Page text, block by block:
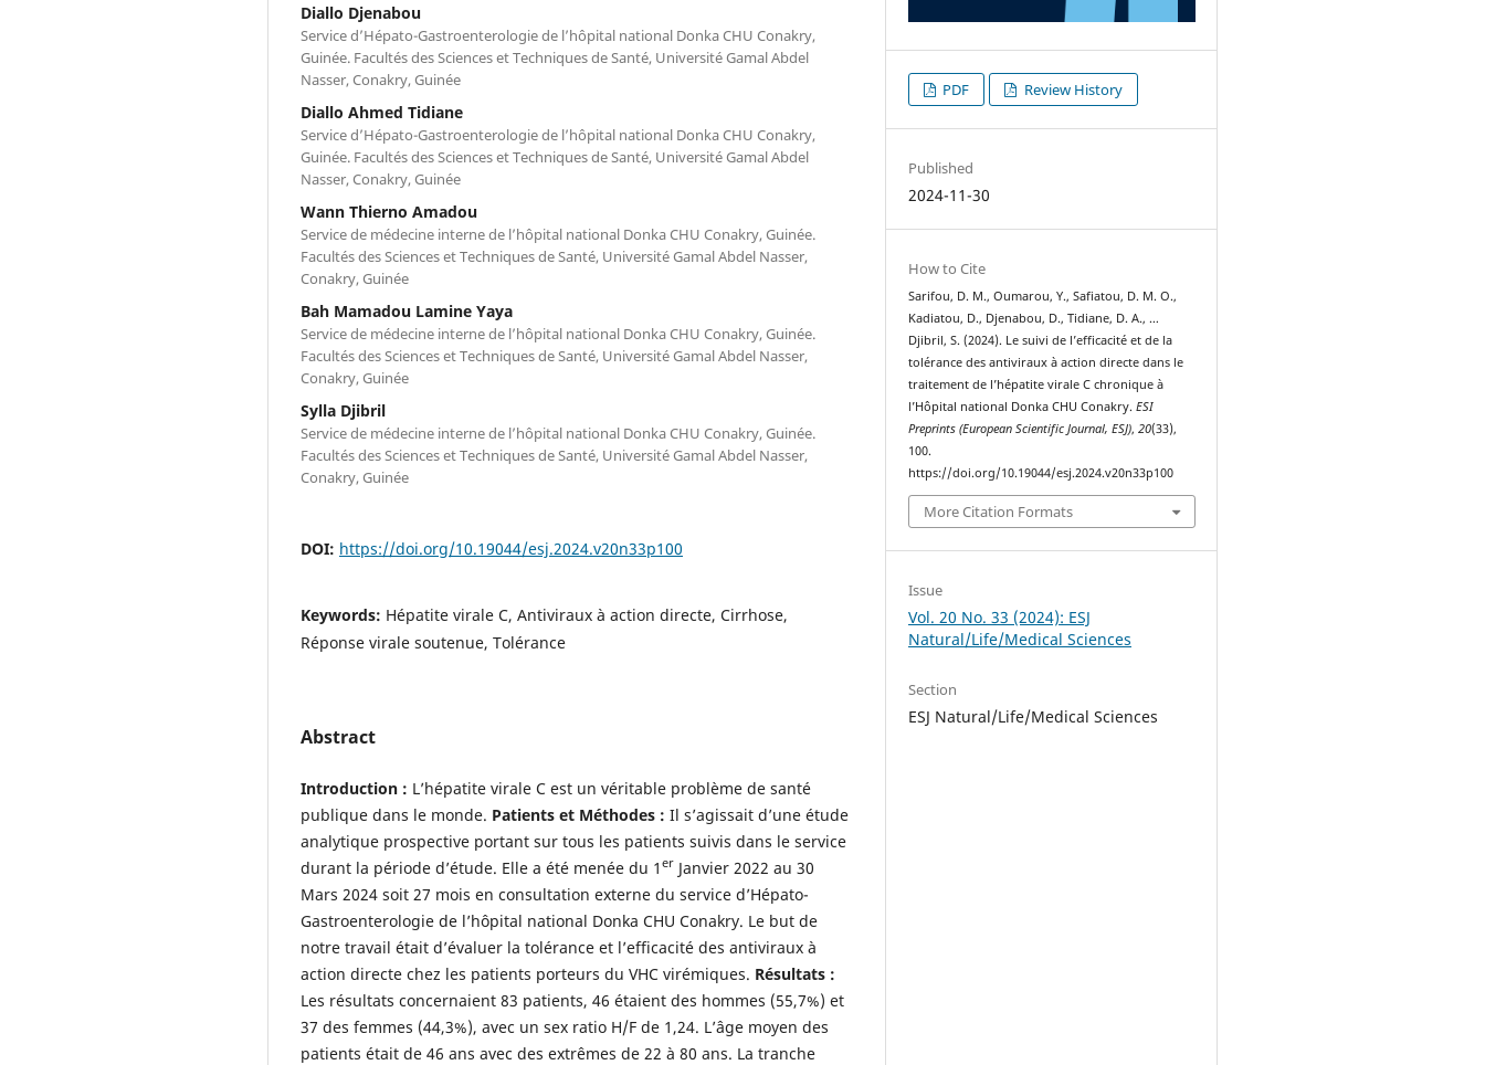
Diallo Djenabou
Service d’Hépato-Gastroenterologie de l’hôpital national Donka CHU Conakry,
Guinée. Facultés des Sciences et Techniques de Santé, Université Gamal Abdel
Nasser, Conakry, Guinée
Diallo Ahmed Tidiane
Service d’Hépato-Gastroenterologie de l’hôpital national Donka CHU Conakry,
Guinée. Facultés des Sciences et Techniques de Santé, Université Gamal Abdel
Nasser, Conakry, Guinée
Wann Thierno Amadou
Service de médecine interne de l’hôpital national Donka CHU Conakry, Guinée.
Facultés des Sciences et Techniques de Santé, Université Gamal Abdel Nasser,
Conakry, Guinée
Bah Mamadou Lamine Yaya
Service de médecine interne de l’hôpital national Donka CHU Conakry, Guinée.
Facultés des Sciences et Techniques de Santé, Université Gamal Abdel Nasser,
Conakry, Guinée
Sylla Djibril
Service de médecine interne de l’hôpital national Donka CHU Conakry, Guinée.
Facultés des Sciences et Techniques de Santé, Université Gamal Abdel Nasser,
Conakry, Guinée
DOI: https://doi.org/10.19044/esj.2024.v20n33p100
Keywords: Hépatite virale C, Antiviraux à action directe, Cirrhose,
Réponse virale soutenue, Tolérance
Abstract
Introduction : L’hépatite virale C est un véritable problème de santé
publique dans le monde. Patients et Méthodes : Il s’agissait d’une étude
analytique prospective portant sur tous les patients suivis dans le service
durant la période d’étude. Elle a été menée du 1 er Janvier 2022 au 30
Mars 2024 soit 27 mois en consultation externe du service d’Hépato-
Gastroenterologie de l’hôpital national Donka CHU Conakry. Le but de
notre travail était d’évaluer la tolérance et l’efficacité des antiviraux à
action directe chez les patients porteurs du VHC virémiques. Résultats :
Les résultats concernaient 83 patients, 46 étaient des hommes (55,7%) et
37 des femmes (44,3%), avec un sex ratio H/F de 1,24. L’âge moyen des
patients était de 46 ans avec des extrêmes de 22 à 80 ans. La tranche
PDF Review History
Published
2024-11-30
How to Cite
Sarifou, D. M., Oumarou, Y., Safiatou, D. M. O.,
Kadiatou, D., Djenabou, D., Tidiane, D. A., …
Djibril, S. (2024). Le suivi de l’efficacité et de la
tolérance des antiviraux à action directe dans le
traitement de l’hépatite virale C chronique à
l’Hôpital national Donka CHU Conakry.ESI
Preprints (European Scientific Journal, ESJ),20(33),
100.
https://doi.org/10.19044/esj.2024.v20n33p100
More Citation Formats
Issue
Vol. 20 No. 33 (2024): ESJ
Natural/Life/Medical Sciences
Section
ESJ Natural/Life/Medical Sciences